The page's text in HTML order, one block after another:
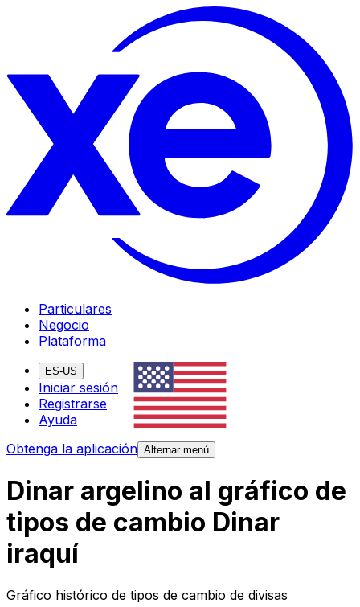
Particulares
Negocio
Plataforma
ES-US
Iniciar sesión
Registrarse
Ayuda
Obtenga la aplicación Alternar menú
Dinar argelino al gráfico de
tipos de cambio Dinar
iraquí
Gráfico histórico de tipos de cambio de divisas